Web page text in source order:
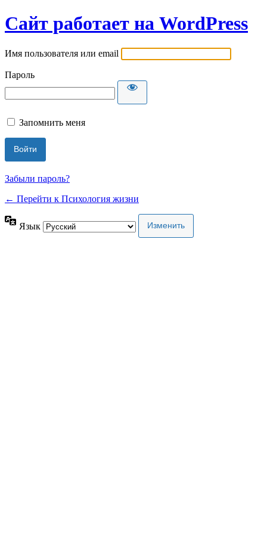
Сайт работает на WordPress
Имя пользователя или email
Пароль
Запомнить меня
Забыли пароль?
← Перейти к Психология жизни
Язык